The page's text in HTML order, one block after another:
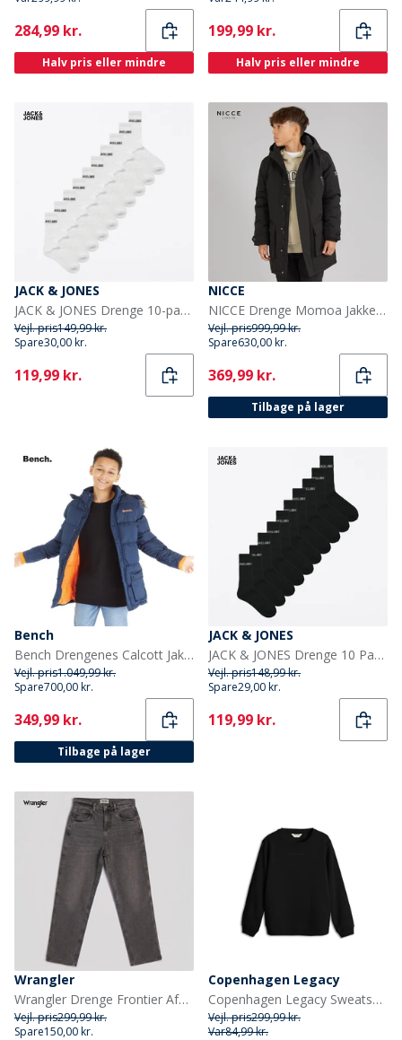
Current
284,99 kr.
Halv pris eller mindre
Current
199,99 kr.
Halv pris eller mindre
JACK & JONES
JACK & JONES Drenge 10-pak Regen Tennissokker Hvid
Vejl. pris149,99 kr.
Spare30,00 kr.
Current
119,99 kr.
NICCE
NICCE Drenge Momoa Jakke Sort
Vejl. pris999,99 kr.
Spare630,00 kr.
Current
369,99 kr.
Tilbage på lager
Bench
Bench Drengenes Calcott Jakke Blå
Vejl. pris1.049,99 kr.
Spare700,00 kr.
Current
349,99 kr.
Tilbage på lager
JACK & JONES
JACK & JONES Drenge 10 Par Regn Tennissokker Sorte
Vejl. pris148,99 kr.
Spare29,00 kr.
Current
119,99 kr.
Wrangler
Wrangler Drenge Frontier Afslappet Pasform Jeans Dark Space
Vejl. pris299,99 kr.
Spare150,00 kr.
Copenhagen Legacy
Copenhagen Legacy Sweatshirt Sort til drenge
Vejl. pris299,99 kr.
Var84,99 kr.